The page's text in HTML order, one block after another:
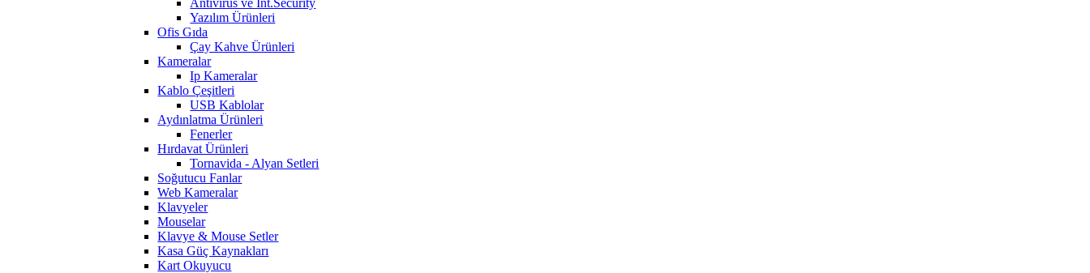
Antivirüs ve İnt.Security
Yazılım Ürünleri
Ofis Gıda
Çay Kahve Ürünleri
Kameralar
Ip Kameralar
Kablo Çeşitleri
USB Kablolar
Aydınlatma Ürünleri
Fenerler
Hırdavat Ürünleri
Tornavida - Alyan Setleri
Soğutucu Fanlar
Web Kameralar
Klavyeler
Mouselar
Klavye & Mouse Setler
Kasa Güç Kaynakları
Kart Okuyucu